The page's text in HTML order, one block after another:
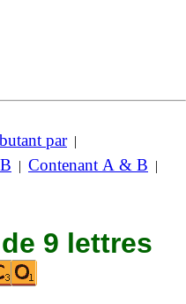
par|
| Contenant A & B |
9 lettres